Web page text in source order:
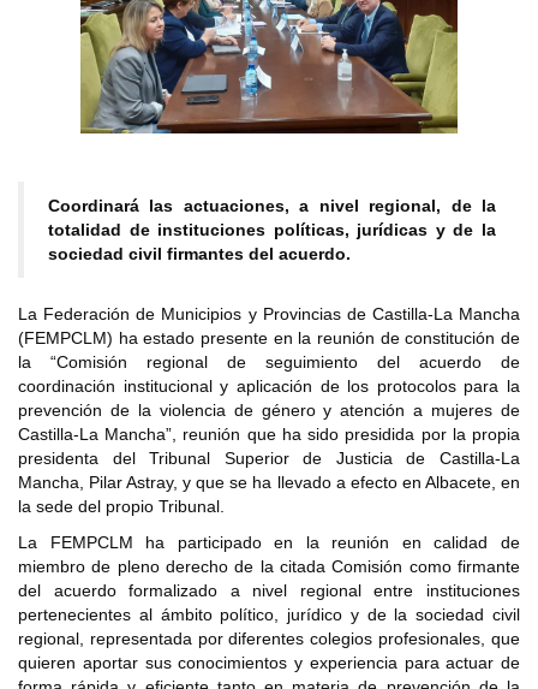
Coordinará las actuaciones, a nivel regional, de la
totalidad de instituciones políticas, jurídicas y de la
sociedad civil firmantes del acuerdo.
La Federación de Municipios y Provincias de Castilla-La Mancha
(FEMPCLM) ha estado presente en la reunión de constitución de
la “Comisión regional de seguimiento del acuerdo de
coordinación institucional y aplicación de los protocolos para la
prevención de la violencia de género y atención a mujeres de
Castilla-La Mancha”, reunión que ha sido presidida por la propia
presidenta del Tribunal Superior de Justicia de Castilla-La
Mancha, Pilar Astray, y que se ha llevado a efecto en Albacete, en
la sede del propio Tribunal.
La FEMPCLM ha participado en la reunión en calidad de
miembro de pleno derecho de la citada Comisión como firmante
del acuerdo formalizado a nivel regional entre instituciones
pertenecientes al ámbito político, jurídico y de la sociedad civil
regional, representada por diferentes colegios profesionales, que
quieren aportar sus conocimientos y experiencia para actuar de